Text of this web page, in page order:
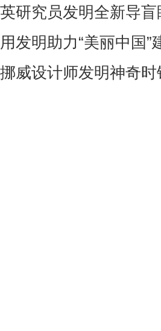
英研究员发明全新导
用发明助力“美丽中国”
挪威设计师发明神奇